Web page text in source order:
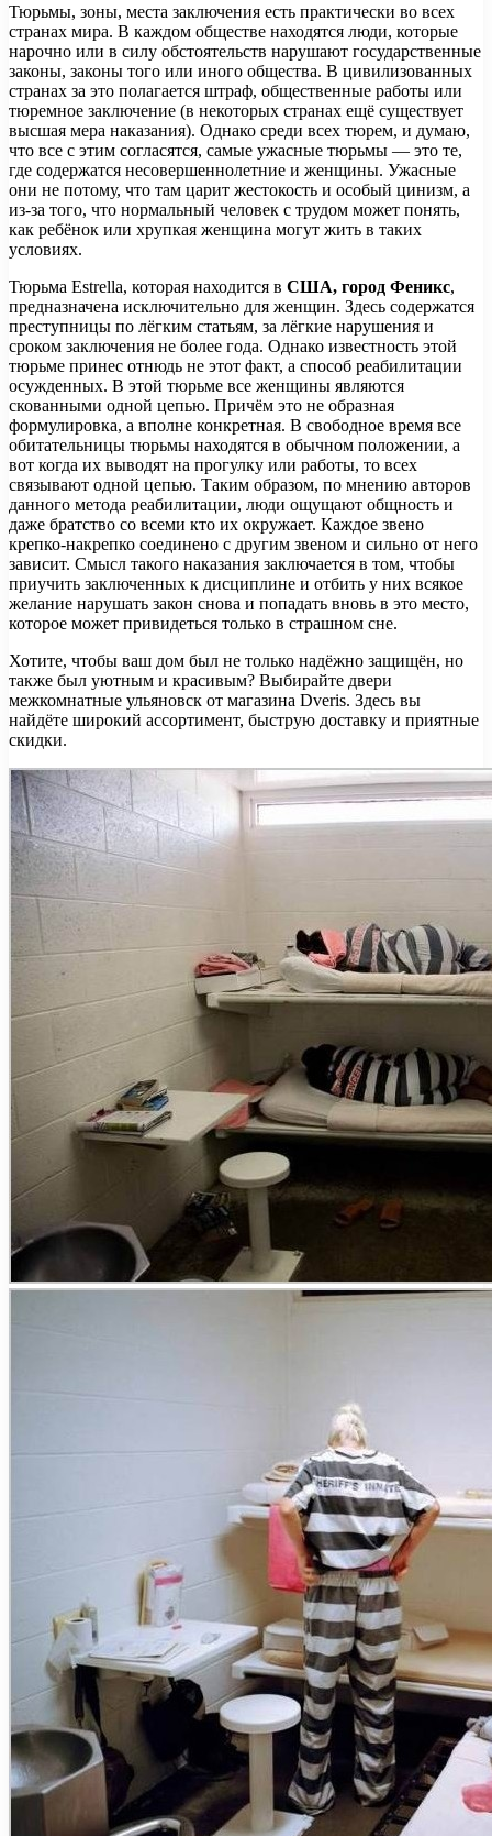
Тюрьмы, зоны, места заключения есть практически во всех
странах мира. В каждом обществе находятся люди, которые
нарочно или в силу обстоятельств нарушают государственные
законы, законы того или иного общества. В цивилизованных
странах за это полагается штраф, общественные работы или
тюремное заключение (в некоторых странах ещё существует
высшая мера наказания). Однако среди всех тюрем, и думаю,
что все с этим согласятся, самые ужасные тюрьмы — это те,
где содержатся несовершеннолетние и женщины. Ужасные
они не потому, что там царит жестокость и особый цинизм, а
из-за того, что нормальный человек с трудом может понять,
как ребёнок или хрупкая женщина могут жить в таких
условиях.
Тюрьма Estrella, которая находится в США, город Феникс,
предназначена исключительно для женщин. Здесь содержатся
преступницы по лёгким статьям, за лёгкие нарушения и
сроком заключения не более года. Однако известность этой
тюрьме принес отнюдь не этот факт, а способ реабилитации
осужденных. В этой тюрьме все женщины являются
скованными одной цепью. Причём это не образная
формулировка, а вполне конкретная. В свободное время все
обитательницы тюрьмы находятся в обычном положении, а
вот когда их выводят на прогулку или работы, то всех
связывают одной цепью. Таким образом, по мнению авторов
данного метода реабилитации, люди ощущают общность и
даже братство со всеми кто их окружает. Каждое звено
крепко-накрепко соединено с другим звеном и сильно от него
зависит. Смысл такого наказания заключается в том, чтобы
приучить заключенных к дисциплине и отбить у них всякое
желание нарушать закон снова и попадать вновь в это место,
которое может привидеться только в страшном сне.
Хотите, чтобы ваш дом был не только надёжно защищён, но
также был уютным и красивым? Выбирайте двери
межкомнатные ульяновск от магазина Dveris. Здесь вы
найдёте широкий ассортимент, быструю доставку и приятные
скидки.